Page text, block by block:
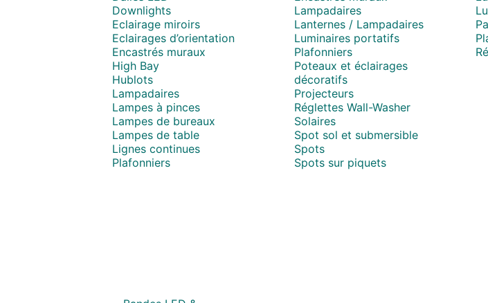
Downlights
Eclairage miroirs
Eclairages d’orientation
Encastrés muraux
High Bay
Hublots
Lampadaires
Lampes à pinces
Lampes de bureaux
Lampes de table
Lignes continues
Plafonniers
Lampadaires
Lanternes / Lampadaires
Luminaires portatifs
Plafonniers
Poteaux et éclairages
décoratifs
Projecteurs
Réglettes Wall-Washer
Solaires
Spot sol et submersible
Spots
Spots sur piquets